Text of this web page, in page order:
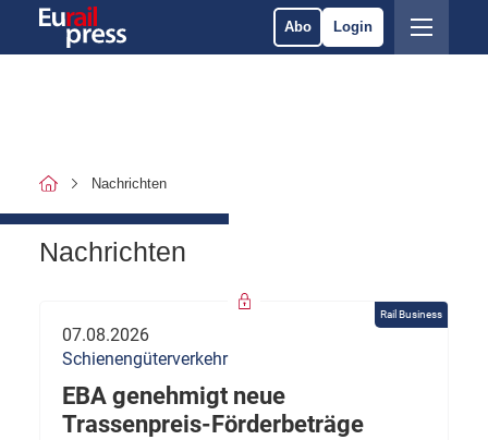
Abo Login
Nachrichten
Nachrichten
Rail Business
07.08.2026
Schienengüterverkehr
EBA genehmigt neue
Trassenpreis-Förderbeträge